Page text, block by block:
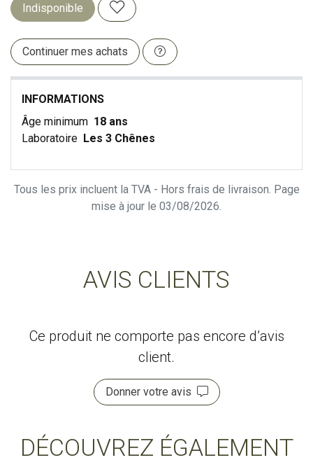
Indisponible
Continuer mes achats
INFORMATIONS
Âge minimum 18 ans
Laboratoire Les 3 Chênes
Tous les prix incluent la TVA - Hors frais de livraison. Page
mise à jour le 03/08/2026.
AVIS CLIENTS
Ce produit ne comporte pas encore d’avis
client.
Donner votre avis
DÉCOUVREZ ÉGALEMENT